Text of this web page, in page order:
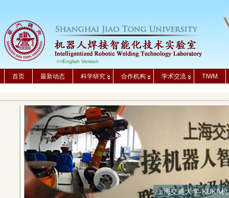
>>English Version
首页 最新动态 科学研究 合作机构 学术交流 TIWM
上海交通大学-KUKA